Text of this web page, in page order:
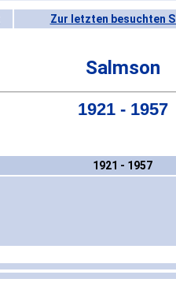
Zur letzten besuchten
Salmson
1921 - 1957
1921 - 1957